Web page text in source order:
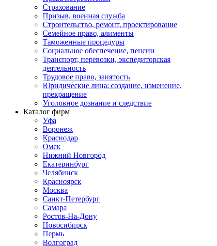
Страхование
Призыв, военная служба
Строительство, ремонт, проектирование
Семейное право, алименты
Таможенные процедуры
Социальное обеспечение, пенсии
Транспорт, перевозки, экспедиторская
деятельность
Трудовое право, занятость
Юридические лица: создание, изменение,
прекращение
Уголовное дознание и следствие
Каталог фирм
Уфа
Воронеж
Краснодар
Омск
Нижний Новгород
Екатеринбург
Челябинск
Красноярск
Москва
Санкт-Петербург
Самара
Ростов-На-Дону
Новосибирск
Пермь
Волгоград